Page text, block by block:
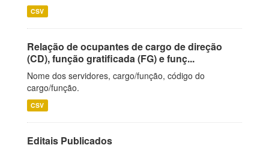
CSV
Relação de ocupantes de cargo de direção
(CD), função gratificada (FG) e funç...
Nome dos servidores, cargo/função, código do
cargo/função.
CSV
Editais Publicados